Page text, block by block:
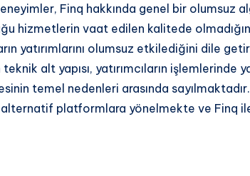
Finq hakkında genel bir olumsuz
hizmetlerin vaat edilen kalitede
yatırımlarını olumsuz etkilediğini dile
alt yapısı, yatırımcıların işlemlerinde
temel nedenleri arasında
platformlara yönelmekte ve Finq